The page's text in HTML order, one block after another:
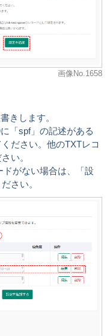
画像No.1658
きします。
「spf」の記述がある
ださい。他のTXTレコ
い。
がない場合は、「設
さい。